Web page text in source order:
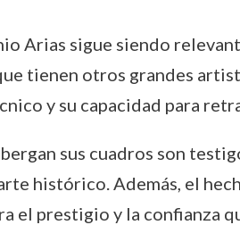
Arias sigue siendo
tienen otros grandes
y su capacidad para
sus cuadros son
histórico. Además, el
el prestigio y la confianza